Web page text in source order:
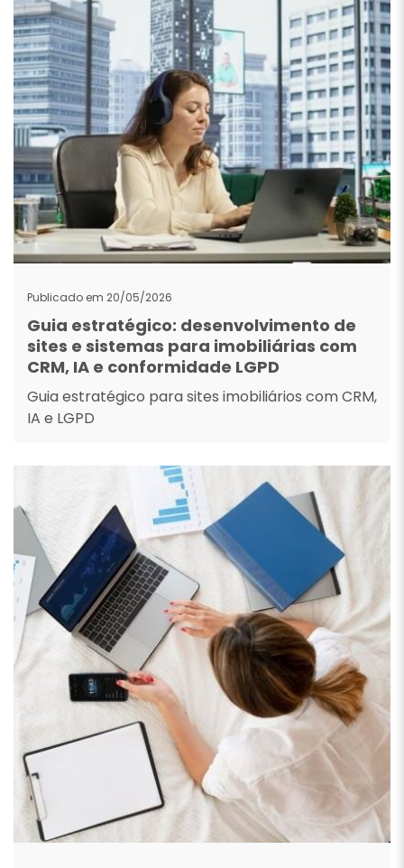
Publicado em 20/05/2026
Guia estratégico: desenvolvimento de
sites e sistemas para imobiliárias com
CRM, IA e conformidade LGPD
Guia estratégico para sites imobiliários com CRM,
IA e LGPD